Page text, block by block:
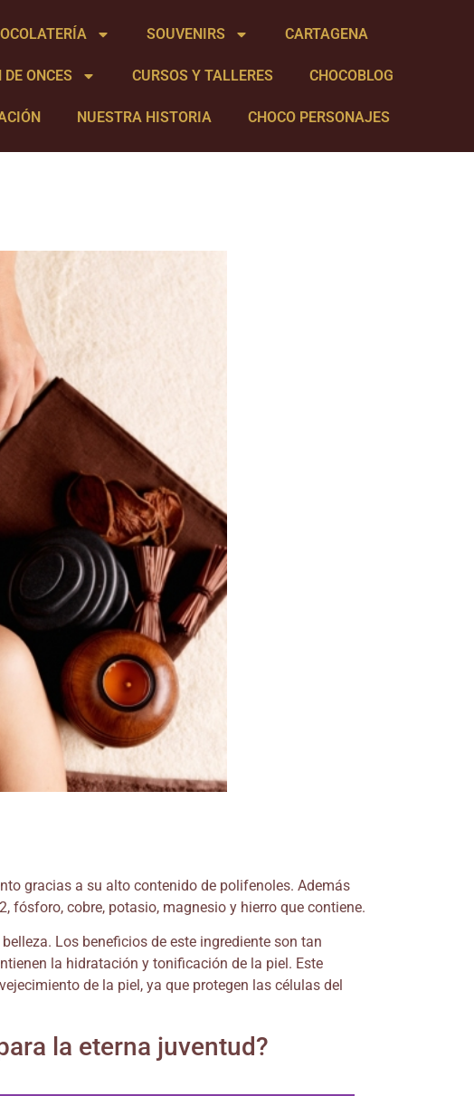
SOUVENIRS CARTAGENA
ONCES CURSOS Y TALLERES CHOCOBLOG
NUESTRA HISTORIA CHOCO PERSONAJES
gracias a su alto contenido de polifenoles. Además
fósforo, cobre, potasio, magnesio y hierro que contiene.
Los beneficios de este ingrediente son tan
la hidratación y tonificación de la piel. Este
de la piel, ya que protegen las células del
la eterna juventud?